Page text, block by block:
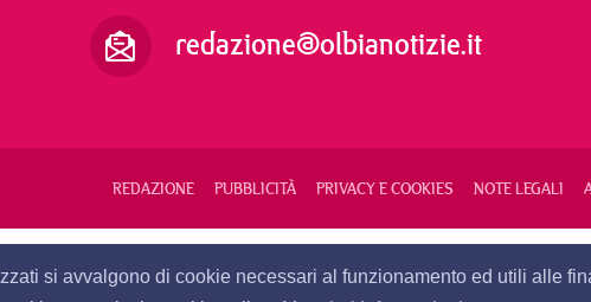
si avvalgono di cookie necessari al funzionamento ed utili alle
redazione@olbianotizie.it
REDAZIONE PUBBLICITÀ PRIVACY E COOKIES NOTE LEGALI
PRIMA PAGINA 24 ORE